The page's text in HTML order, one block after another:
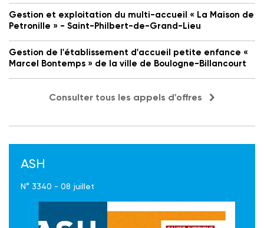
Gestion et exploitation du multi-accueil « La Maison de
Petronille » - Saint-Philbert-de-Grand-Lieu
Gestion de l'établissement d'accueil petite enfance «
Marcel Bontemps » de la ville de Boulogne-Billancourt
Consulter tous les appels d'offres
ASH
N° 3340 - 08 juillet